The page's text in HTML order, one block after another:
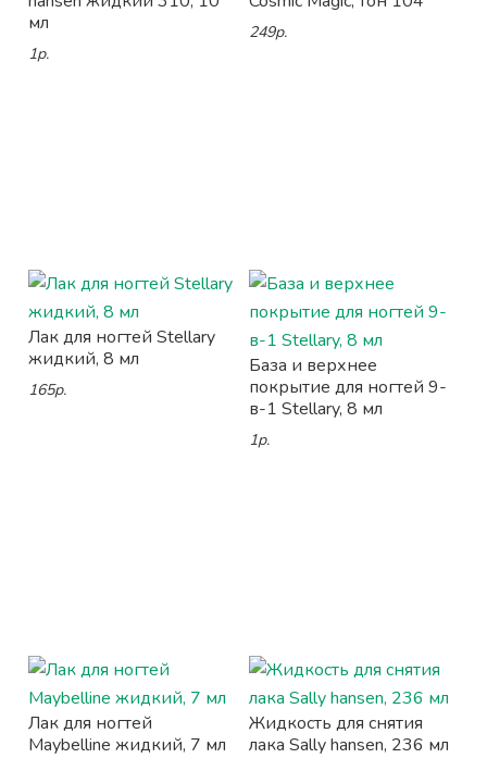
мл
1р.
249р.
Лак для ногтей Stellary
жидкий, 8 мл
165р.
База и верхнее
покрытие для ногтей 9-
в-1 Stellary, 8 мл
1р.
Лак для ногтей
Maybelline жидкий, 7 мл
Жидкость для снятия
лака Sally hansen, 236 мл